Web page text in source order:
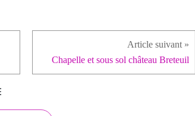
Chapelle et sous sol château Breteuil